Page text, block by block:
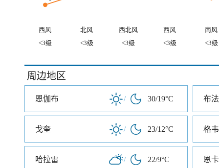
西风 北风 西北风 西风
南风
<3级
<3级 <3级 <3级 <3级
周边地区
恩伽布 / 30/19°C 布
戈奎 / 23/12°C 格
哈拉雷 / 22/9°C 恩